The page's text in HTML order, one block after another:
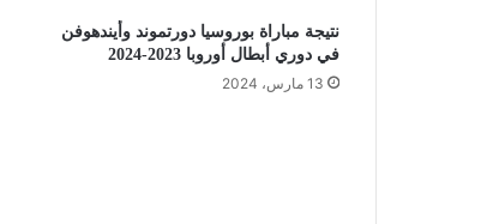
نتيجة مباراة بوروسيا دورتموند وأيندهوفن
في دوري أبطال أوروبا 2023-2024
13 مارس، 2024